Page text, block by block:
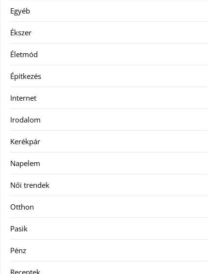
Egyéb
Ékszer
Életmód
Építkezés
Internet
Irodalom
Kerékpár
Napelem
Női trendek
Otthon
Pasik
Pénz
Receptek